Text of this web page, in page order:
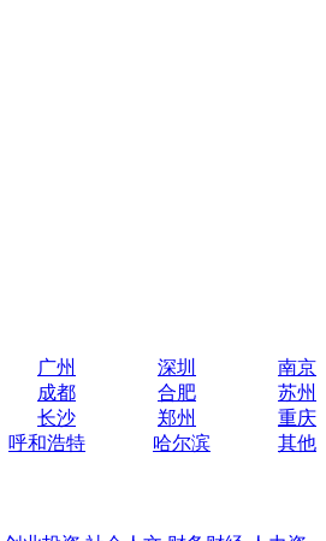
广州 深圳
南京
成都 合肥
苏州
长沙 郑州
重庆
呼和浩特 哈尔滨
其他